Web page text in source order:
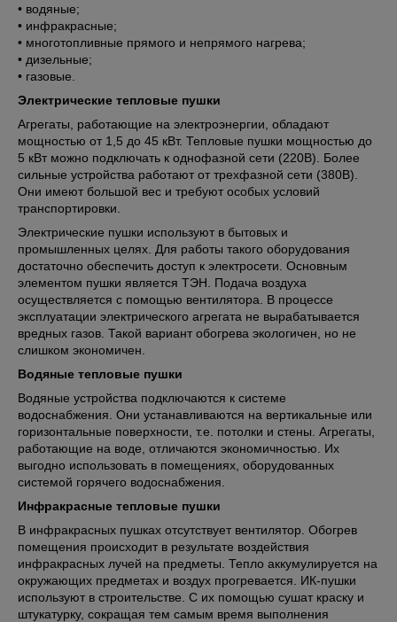
• водяные;
• инфракрасные;
• многотопливные прямого и непрямого нагрева;
• дизельные;
• газовые.
Электрические тепловые пушки
Агрегаты, работающие на электроэнергии, обладают
мощностью от 1,5 до 45 кВт. Тепловые пушки мощностью до
5 кВт можно подключать к однофазной сети (220В). Более
сильные устройства работают от трехфазной сети (380В).
Они имеют большой вес и требуют особых условий
транспортировки.
Электрические пушки используют в бытовых и
промышленных целях. Для работы такого оборудования
достаточно обеспечить доступ к электросети. Основным
элементом пушки является ТЭН. Подача воздуха
осуществляется с помощью вентилятора. В процессе
эксплуатации электрического агрегата не вырабатывается
вредных газов. Такой вариант обогрева экологичен, но не
слишком экономичен.
Водяные тепловые пушки
Водяные устройства подключаются к системе
водоснабжения. Они устанавливаются на вертикальные или
горизонтальные поверхности, т.е. потолки и стены. Агрегаты,
работающие на воде, отличаются экономичностью. Их
выгодно использовать в помещениях, оборудованных
системой горячего водоснабжения.
Инфракрасные тепловые пушки
В инфракрасных пушках отсутствует вентилятор. Обогрев
помещения происходит в результате воздействия
инфракрасных лучей на предметы. Тепло аккумулируется на
окружающих предметах и воздух прогревается. ИК-пушки
используют в строительстве. С их помощью сушат краску и
штукатурку, сокращая тем самым время выполнения